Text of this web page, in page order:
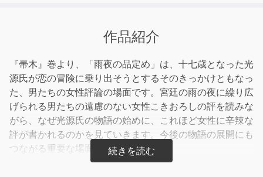
作品紹介
『帚木』巻より、「雨夜の品定め」は、十七歳となった光
源氏が恋の冒険に乗り出そうとするそのきっかけともなっ
た、男たちの女性評論の場面です。宮廷の雨の夜に繰り広
げられる男たちの遠慮のない女性こきおろしの評を読みな
がら、なぜ光源氏の物語の始めに、これほど女性に辛辣な
評が書かれるのかを見ていきます。今後の物語の展開にも
つながる重要な場面です。